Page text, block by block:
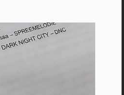
Modulwoche
4
und
Pitch